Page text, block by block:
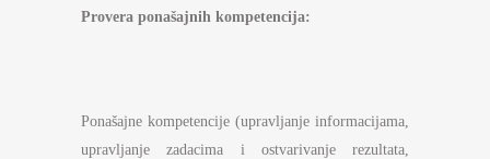
Provera ponašajnih kompetencija:
Ponašajne kompetencije (upravljanje informacijama,
upravljanje zadacima i ostvarivanje rezultata,